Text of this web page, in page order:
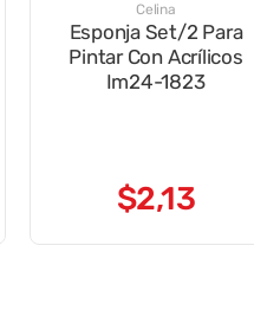
Celina
Esponja Set/2 Para
Pintar Con Acrílicos
Im24-1823
$2,13